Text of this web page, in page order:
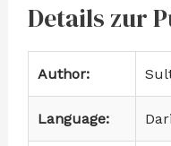
Details zur
Author:
Language: Dari